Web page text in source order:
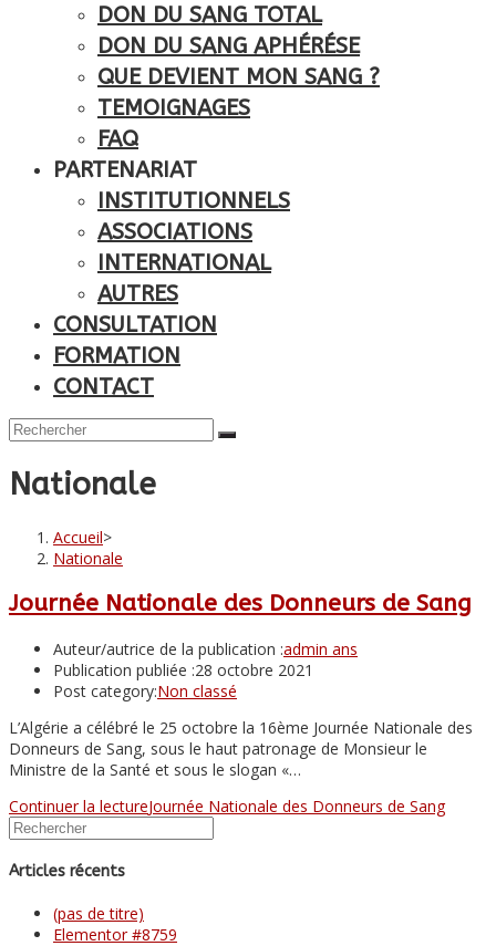
DON DU SANG TOTAL
DON DU SANG APHÉRÉSE
QUE DEVIENT MON SANG ?
TEMOIGNAGES
FAQ
PARTENARIAT
INSTITUTIONNELS
ASSOCIATIONS
INTERNATIONAL
AUTRES
CONSULTATION
FORMATION
CONTACT
Nationale
Accueil>
Nationale
Journée Nationale des Donneurs de Sang
Auteur/autrice de la publication :admin ans
Publication publiée :28 octobre 2021
Post category:Non classé
L’Algérie a célébré le 25 octobre la 16ème Journée Nationale des
Donneurs de Sang, sous le haut patronage de Monsieur le
Ministre de la Santé et sous le slogan «…
Continuer la lectureJournée Nationale des Donneurs de Sang
Articles récents
(pas de titre)
Elementor #8759